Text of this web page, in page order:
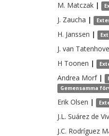
M. Matczak |
J. Zaucha |
H. Janssen |
J. van Tatenhove
H Toonen |
Andrea Morf |
Gemensamma
Erik Olsen |
J.L. Suárez de
J.C. Rodríguez